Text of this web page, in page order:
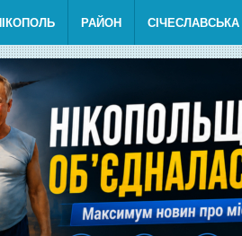
РАЙОН СІЧЕСЛАВСЬКА